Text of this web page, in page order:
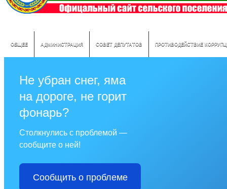
ОБЩЕЕ АДМИНИСТРАЦИЯ СОВЕТ ДЕПУТАТОВ ПРОТИВОДЕЙСТВИЕ
Не убран снег, яма
на дороге, не горит
фонарь?
Столкнулись с проблемой —
сообщите о ней!
Сообщить о проблеме